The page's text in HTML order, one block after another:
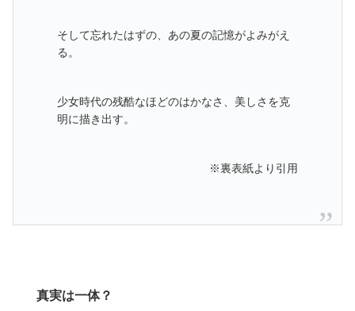
そして忘れたはずの、あの夏の記憶がよみがえ
る。
少女時代の残酷なほどのはかなさ、美しさを克
明に描き出す。
※裏表紙より引用
真実は一体？